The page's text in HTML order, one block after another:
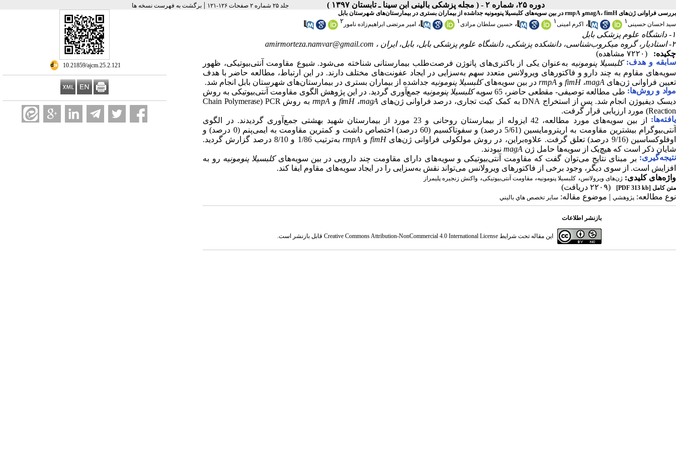
دوره ۲۵، شماره ۲ - ( مجله پزشکی بالینی ابن سینا ـ تابستان ۱۳۹۷ ) جلد ۲۵ شماره ۲ صفحات ۱۲۶-۱۲۱ |برگشت به فهرست نسخه ها
‎ 10.21859/ajcm.25.2.121
بررسی فراوانی ژن‌های magA، fimHو rmpA در بین سویه‌های کلبسیلا پنومونیه جداشده از بیماران بستری در بیمارستان‌های شهرستان بابل
سید احسان حسینی۱ ، اکرم امینی۱ ، حسین سلطان مرادی۱ ، امیر مرتضی ابراهیم‌زاده نامور ۲
۱- دانشگاه علوم پزشکی بابل
۲- استادیار، گروه میکروب‌شناسی، دانشکده پزشکی، دانشگاه علوم پزشکی بابل، بابل، ایران ،
amirmorteza.namvar@gmail.com
چکیده:
(۷۲۲۰ مشاهده)
سابقه و هدف: کلبسیلا پنومونیه به‌عنوان یکی از باکتری‌های پاتوژن فرصت‌طلب بیمارستانی شناخته می‌شود. شیوع مقاومت آنتی‌بیوتیکی، ظهور
سویه‌های مقاوم به چند دارو و فاکتورهای ویرولانس متعدد سهم به‌سزایی در ایجاد عفونت‌های مختلف دارند. در این ارتباط، مطالعه حاضر با هدف
تعیین فراوانی ژن‌های magA،fimH و rmpA در بین سویه‌هایکلبسیلا پنومونیه جداشده از بیماران بستری در بیمارستان‌های شهرستان بابل انجام شد.
مواد و روش‌‌ها: طی مطالعه توصیفی- مقطعی حاضر، 65 سویه کلبسیلا پنومونیه جمع‌آوری گردید. در این پژوهش الگوی مقاومت آنتی‌بیوتیکی به روش
دیسک دیفیوژن انجام شد. پس از استخراج DNAبه کمک کیت تجاری، درصد فراوانی ژن‌های magA،fimH و rmpA به روش PCR
(
Polymerase
Chain
Reaction
) مورد ارزیابی قرار گرفت.
یافته‌ها:
از بین سویه‌های مورد مطالعه، 42 ایزوله از بیمارستان روحانی و 23 مورد از بیمارستان شهید بهشتی جمع‌آوری گردیدند. در الگوی
آنتی‌بیوگرام بیشترین مقاومت به اریترومایسین (5/61 درصد) و سفوتاکسیم (60 درصد) اختصاص داشت و کمترین مقاومت به ایمی‌پنم (0 درصد) و
اوفلوکساسین (9/16 درصد) تعلق گرفت. علاوه‌براین، در روش مولکولی فراوانی ژن‌های
fimH و rmpA
به‌ترتیب 1/86 و 8/10 درصد گزارش گردید.
شایان ذکر است که هیچ‌یک از سویه‌ها حامل ژن magA نبودند.
نتیجه‌گیری: بر مبنای نتایج می‌توان گفت که مقاومت آنتی‌بیوتیکی و سویه‌های دارای مقاومت چند دارویی در بین سویه‌هایکلبسیلا پنومونیه رو به
افزایش است. از سوی دیگر، وجود برخی از فاکتورهای ویرولانس می‌تواند نقش به‌سزایی را در ایجاد سویه‌های مقاوم ایفا کند.
واژه‌های کلیدی: ژن‌های ویرولانس، کلبسیلا پنومونیه، مقاومت آنتی‌بیوتیکی، واکنش زنجیره پلیمراز
متن کامل [PDF 313 kb]
(۲۲۰۹ دریافت)
نوع مطالعه: پژوهشي | موضوع مقاله: سایر تخصص هاي باليني
بازنشر اطلاعات
این مقاله تحت شرایط Creative Commons Attribution-NonCommercial 4.0 International Licenseقابل بازنشر است.